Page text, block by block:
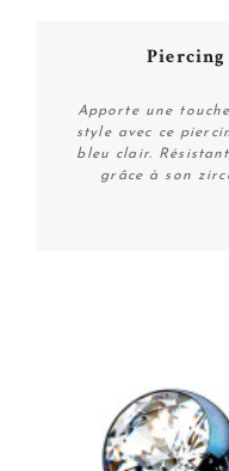
Piercing
Apporte une
style avec ce
bleu clair.
grâce à son